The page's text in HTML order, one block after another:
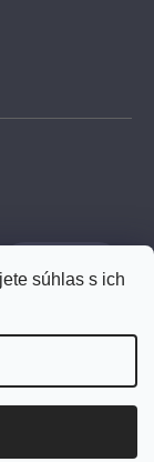
súhlas s ich